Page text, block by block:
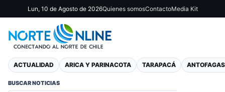
Lun, 10 de Agosto de 2026Quienes somosContactoMedia Kit
ACTUALIDAD ARICA Y PARINACOTA TARAPACÁ
BUSCAR NOTICIAS